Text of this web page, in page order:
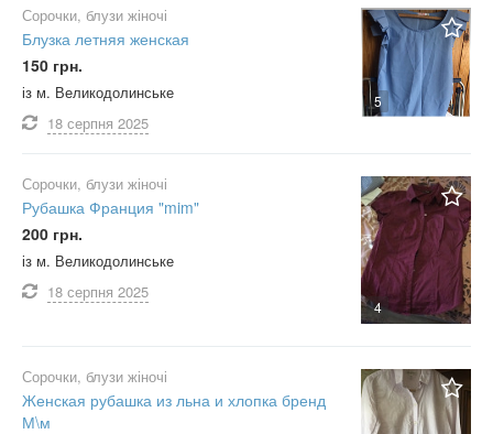
5
Сорочки, блузи жіночі
Блузка летняя женская
150 грн.
із м. Великодолинське
18 серпня 2025
4
Сорочки, блузи жіночі
Рубашка Франция "mim"
200 грн.
із м. Великодолинське
18 серпня 2025
Сорочки, блузи жіночі
Женская рубашка из льна и хлопка бренд
М\м